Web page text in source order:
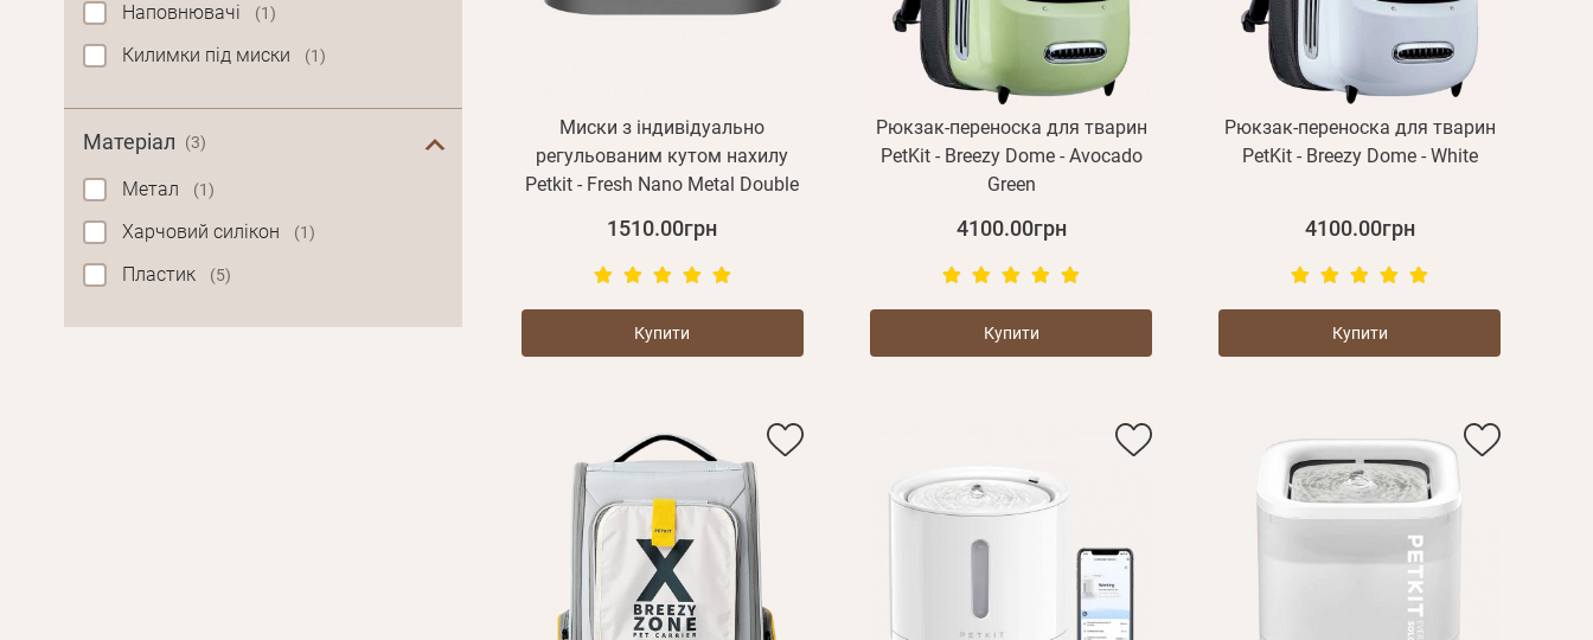
Наповнювачі (1)
Килимки під миски (1)
Матеріал (3)
Метал (1)
Харчовий силікон (1)
Пластик (5)
Миски з індивідуально
регульованим кутом нахилу
Petkit - Fresh Nano Metal Double
1510.00грн
Купити
Рюкзак-переноска для тварин
PetKit - Breezy Dome - Avocado
Green
4100.00грн
Купити
Рюкзак-переноска для тварин
PetKit - Breezy Dome - White
4100.00грн
Купити